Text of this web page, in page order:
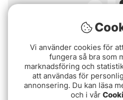
Vi använder cookies för
fungera så bra som
marknadsföring och
att användas för
annonsering. Du kan läsa
och i vår